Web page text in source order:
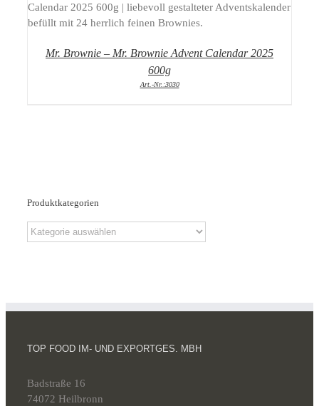
DETAILS
Mr. Brownie – Mr. Brownie Advent Calendar 2025
600g
Art.-Nr.:3030
Produktkategorien
TOP FOOD IM- UND EXPORTGES. MBH
Badstraße 16
74072 Heilbronn